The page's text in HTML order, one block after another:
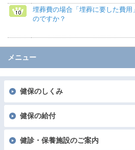
埋葬費の場合「埋葬に要した費用
のですか？
メニュー
健保のしくみ
健保の給付
健診・保養施設のご案内